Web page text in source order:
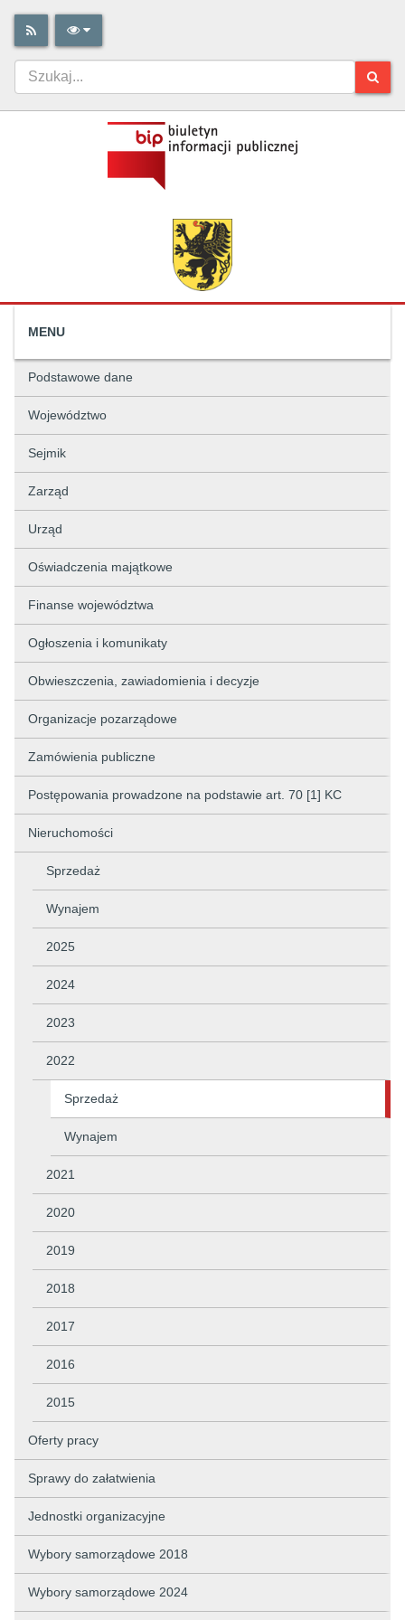
MENU
Podstawowe dane
Województwo
Sejmik
Zarząd
Urząd
Oświadczenia majątkowe
Finanse województwa
Ogłoszenia i komunikaty
Obwieszczenia, zawiadomienia i decyzje
Organizacje pozarządowe
Zamówienia publiczne
Postępowania prowadzone na podstawie art. 70 [1] KC
Nieruchomości
Sprzedaż
Wynajem
2025
2024
2023
2022
Sprzedaż
Wynajem
2021
2020
2019
2018
2017
2016
2015
Oferty pracy
Sprawy do załatwienia
Jednostki organizacyjne
Wybory samorządowe 2018
Wybory samorządowe 2024